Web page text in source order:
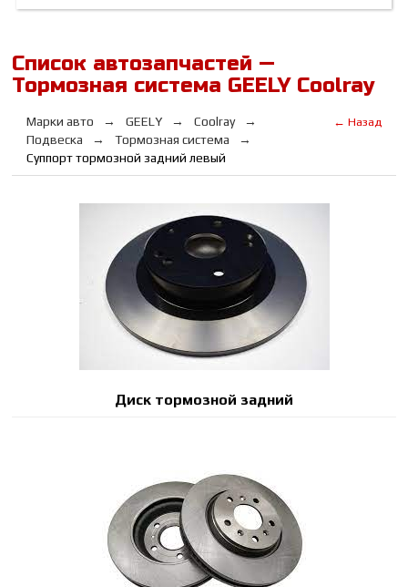
Список автозапчастей —
Тормозная система GEELY Coolray
Марки авто GEELY
Coolray
Подвеска
Тормозная система
Суппорт тормозной задний левый
← Назад
Диск тормозной задний